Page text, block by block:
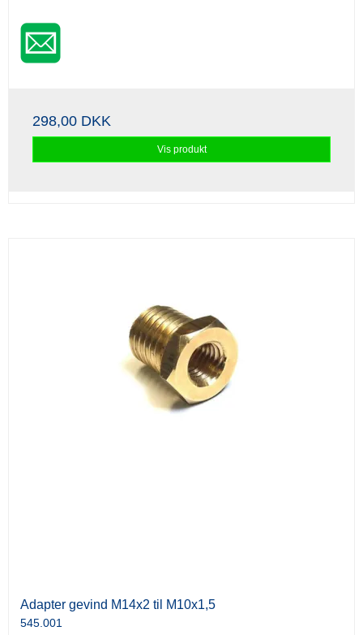
298,00 DKK
Vis produkt
Adapter gevind M14x2 til M10x1,5
545.001